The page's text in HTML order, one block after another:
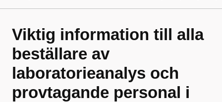
Viktig information till alla
beställare av
laboratorieanalys och
provtagande personal i